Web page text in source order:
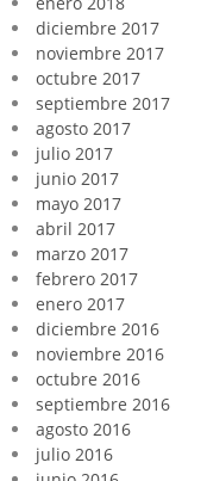
diciembre 2017
noviembre 2017
octubre 2017
septiembre 2017
agosto 2017
julio 2017
junio 2017
mayo 2017
abril 2017
marzo 2017
febrero 2017
enero 2017
diciembre 2016
noviembre 2016
octubre 2016
septiembre 2016
agosto 2016
julio 2016